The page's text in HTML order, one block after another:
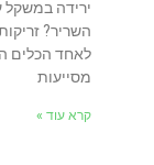
לאחד הכלים
מסייעות
קרא עוד »